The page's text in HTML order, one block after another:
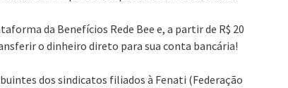
da Benefícios Rede Bee e, a partir de R$ 20
o dinheiro direto para sua conta bancária!
dos sindicatos filiados à Fenati (Federação